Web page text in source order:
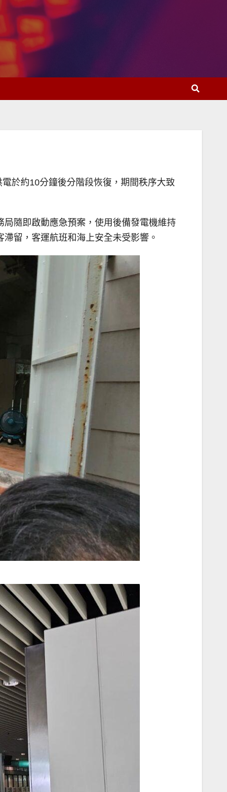
於約10分鐘後分階段恢復，期間秩序大致
隨即啟動應急預案，使用後備發電機維持
留，客運航班和海上安全未受影響。